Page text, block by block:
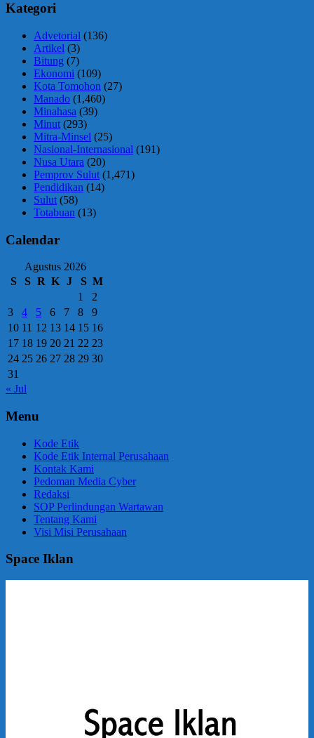
Kategori
Advetorial (136)
Artikel (3)
Bitung (7)
Ekonomi (109)
Kota Tomohon (27)
Manado (1,460)
Minahasa (39)
Minut (293)
Mitra-Minsel (25)
Nasional-Internasional (191)
Nusa Utara (20)
Pemprov Sulut (1,471)
Pendidikan (14)
Sulut (58)
Totabuan (13)
Calendar
Agustus 2026
S
S R K J S M
1
2
3
4 5 6 7 8
9
10 11 12 13 14 15 16
17 18 19 20 21 22 23
24 25 26 27 28 29 30
31
« Jul
Menu
Kode Etik
Kode Etik Internal Perusahaan
Kontak Kami
Pedoman Media Cyber
Redaksi
SOP Perlindungan Wartawan
Tentang Kami
Visi Misi Perusahaan
Space Iklan